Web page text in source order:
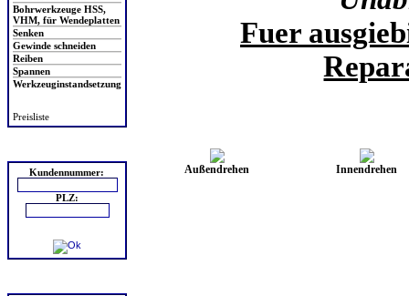
Bohrwerkzeuge HSS,
VHM, für Wendeplatten
Senken
Gewinde schneiden
Reiben
Spannen
Werkzeuginstandsetzung
Preisliste
Kundennummer:
PLZ:
Fuer
Außendrehen Innendrehen